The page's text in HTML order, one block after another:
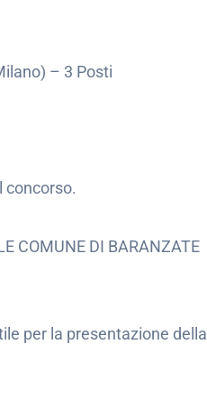
– 3 Posti
concorso.
COMUNE DI BARANZATE
per la presentazione della